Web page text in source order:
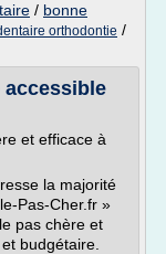
/ bonne
orthodontie /
accessible
et efficace à
la majorité
Pas-Cher.fr »
pas chère et
budgétaire.